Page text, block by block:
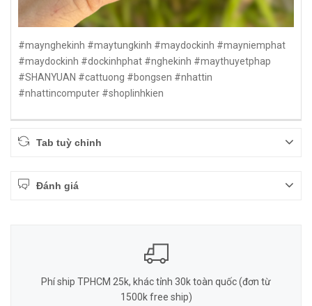
#maynghekinh #maytungkinh #maydockinh #mayniemphat
#maydockinh #dockinhphat #nghekinh #maythuyetphap
#SHANYUAN #cattuong #bongsen #nhattin
#nhattincomputer #shoplinhkien
Tab tuỳ chỉnh
Đánh giá
Phí ship TPHCM 25k, khác tỉnh 30k toàn quốc (đơn từ
1500k free ship)